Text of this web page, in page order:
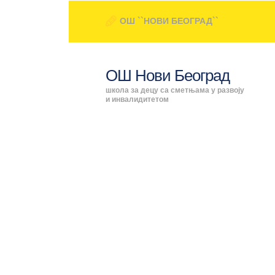
ОШ ``НОВИ БЕОГРАД``
ОШ Нови Београд
школа за децу са сметњама у развоју
и инвалидитетом